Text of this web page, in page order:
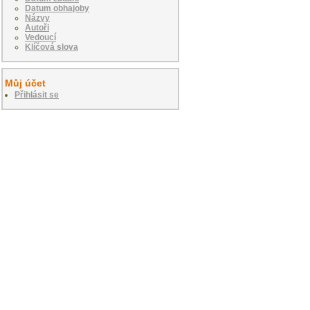
Datum obhajoby
Názvy
Autoři
Vedoucí
Klíčová slova
Můj účet
Přihlásit se